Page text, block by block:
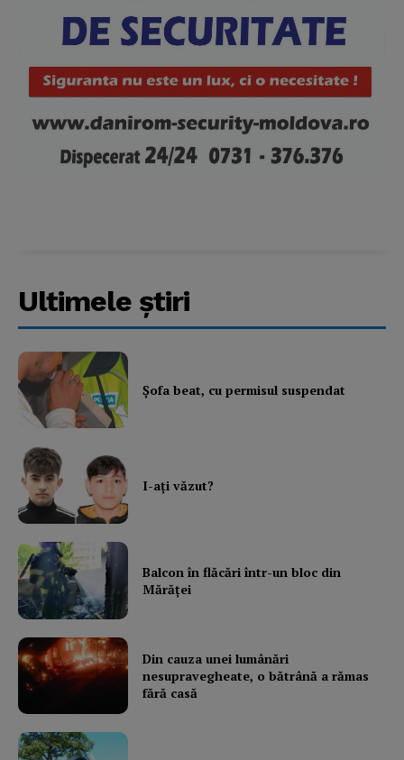
Ultimele ştiri
Şofa beat, cu permisul suspendat
I-aţi văzut?
Balcon în flăcări într-un bloc din
Mărăţei
Din cauza unei lumânări
nesupravegheate, o bătrână a rămas
fără casă